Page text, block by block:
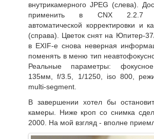
внутрикамерного JPEG (слева).
применить в CNX 2.2.7
автоматической корректировки и
(справа). Цветок снят на Юпитер-
в EXIF-е снова неверная
поменять в меню тип
Реальные параметры:
135мм, f/3.5, 1/1250, iso 800,
multi-segment.
В завершении хотел бы
камеры. Ниже кроп со снимка
2000. На мой взгляд - вполне